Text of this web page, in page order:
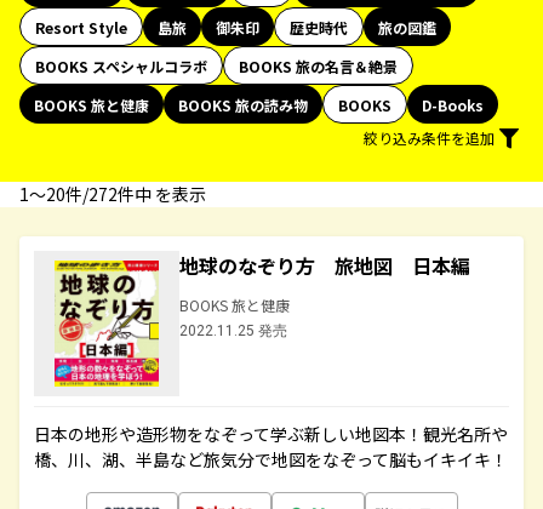
Resort Style
島旅 御朱印 歴史時代
旅の図鑑
BOOKS スペシャルコラボ
BOOKS 旅の名言＆絶景
BOOKS 旅と健康
BOOKS 旅の読み物 BOOKS
D-Books
絞り込み条件を追加
1〜20件/272件中 を表示
地球のなぞり方 旅地図 日本編
BOOKS 旅と健康
2022.11.25 発売
日本の地形や造形物をなぞって学ぶ新しい地図本！観光名所や
橋、川、湖、半島など旅気分で地図をなぞって脳もイキイキ！